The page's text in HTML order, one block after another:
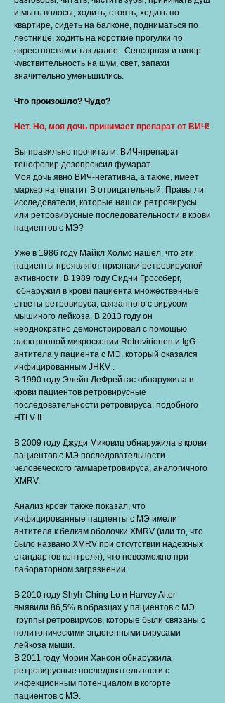
и мыть волосы, ходить, стоять, ходить по
квартире, сидеть на балконе, подниматься по
лестнице, ходить на короткие прогулки по
окрестностям и так далее. Сенсорная и гипер-
чувствительность на шум, свет, запахи
значительно уменьшились.
Что произошло? Чудо?
Нет. Но, моя дочь принимает препарат от ВИЧ!
Вы правильно прочитали: ВИЧ-препарат
тенофовир дезопроксил фумарат.
Моя дочь явно ВИЧ-негативна, а также, имеет
маркер на гепатит В отрицательный. Правы ли
исследователи, которые нашли ретровирусы
или ретровирусные последовательности в крови
пациентов с МЭ?
Уже в 1986 году Майкл Холмс нашел, что эти
пациенты проявляют признаки ретровирусной
активности. В 1989 году Сидни Гроссберг,
обнаружил в крови пациента множественные
ответы ретровируса, связанного с вирусом
мышиного лейкоза. В 2013 году он
неоднократно демонстрировал с помощью
электронной микроскопии Retrovirionen и IgG-
антитела у пациента с МЭ, который оказался
инфицированным JHKV .
В 1990 году Элейн ДеФрейтас обнаружила в
крови пациентов ретровирусные
последовательности ретровируса, подобного
HTLV-II.
В 2009 году Джуди Миковиц обнаружила в крови
пациентов с МЭ последовательности
человеческого гаммаретровируса, аналогичного
XMRV.
Анализ крови также показал, что
инфицированные пациенты с МЭ имели
антитела к белкам оболочки XMRV (или то, что
было названо XMRV при отсутствии надежных
стандартов контроля), что невозможно при
лабораторном загрязнении.
В 2010 году Shyh-Ching Lo и Harvey Alter
выявили 86,5% в образцах у пациентов с МЭ
группы ретровирусов, которые были связаны с
политопическими эндогенными вирусами
лейкоза мыши.
В 2011 году Морин Хансон обнаружила
ретровирусные последовательности с
инфекционным потенциалом в когорте
пациентов с МЭ.